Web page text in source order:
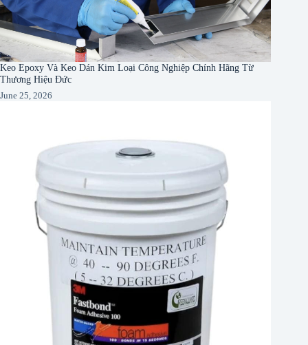
Keo Epoxy Và Keo Dán Kim Loại Công Nghiệp Chính Hãng Từ
Thương Hiệu Đức
June 25, 2026